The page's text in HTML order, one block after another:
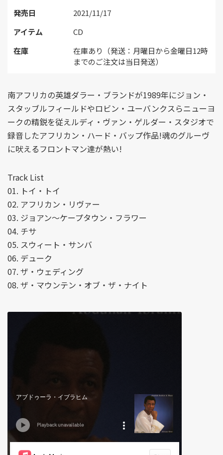
発売日
2021/11/17
アイテム
CD
在庫
在庫あり（発送：月曜日から金曜日12時
までのご注文は当日発送）
南アフリカの英雄ダラー・ブランドが1989年にジョン・
スタッブルフィールドやロビン・ユーバンクスらニューヨ
ークの精鋭を従えルディ・ヴァン・ゲルダー・スタジオで
録音したアフリカン・ハード・バップ作品!魂のグルーヴ
に吠えるフロントマン達が熱い!
Track List
01. トイ・トイ
02. アフリカン・リヴァー
03. ジョアン～ケープタウン・フラワー
04. チサ
05. スウィート・サンバ
06. デューク
07. ザ・ウェディング
08. ザ・マウンテン・オブ・ザ・ナイト